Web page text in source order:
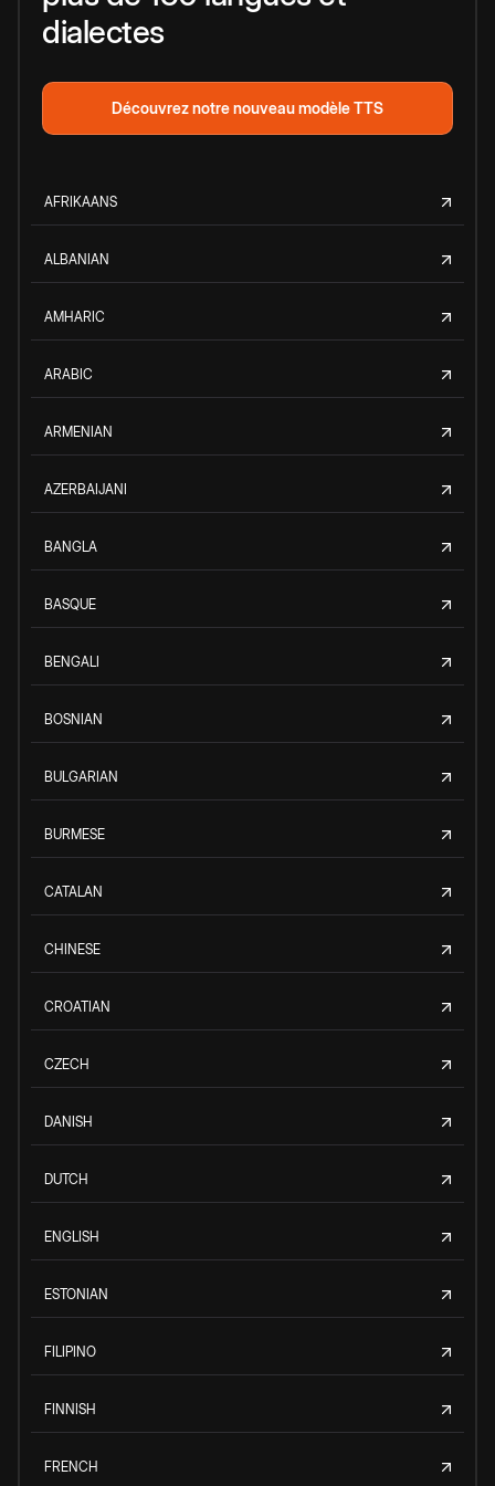
dialectes
Découvrez notre nouveau modèle TTS
AFRIKAANS
ALBANIAN
AMHARIC
ARABIC
ARMENIAN
AZERBAIJANI
BANGLA
BASQUE
BENGALI
BOSNIAN
BULGARIAN
BURMESE
CATALAN
CHINESE
CROATIAN
CZECH
DANISH
DUTCH
ENGLISH
ESTONIAN
FILIPINO
FINNISH
FRENCH